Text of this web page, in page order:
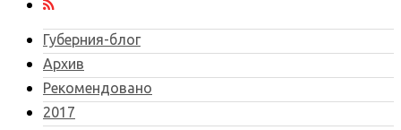
Губерния-блог
Архив
Рекомендовано
2017